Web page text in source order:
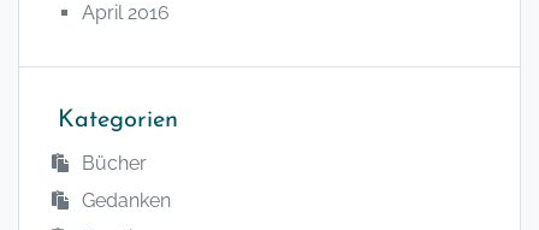
April 2016
Kategorien
Bücher
Gedanken